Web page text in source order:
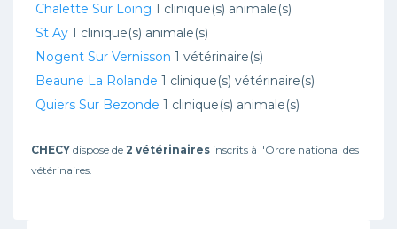
Chalette Sur Loing 1 clinique(s) animale(s)
St Ay 1 clinique(s) animale(s)
Nogent Sur Vernisson 1 vétérinaire(s)
Beaune La Rolande 1 clinique(s) vétérinaire(s)
Quiers Sur Bezonde 1 clinique(s) animale(s)
CHECY dispose de 2 vétérinaires inscrits à l'Ordre national des
vétérinaires.